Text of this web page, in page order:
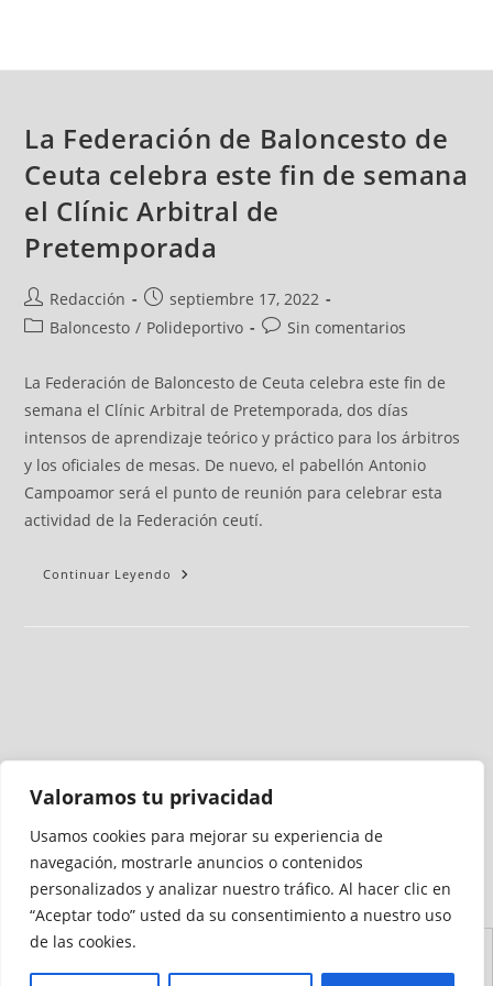
Valoramos tu privacidad
Usamos cookies para mejorar su experiencia de
navegación, mostrarle anuncios o contenidos
personalizados y analizar nuestro tráfico. Al hacer clic en
“Aceptar todo” usted da su consentimiento a nuestro uso
de las cookies.
La Federación de Baloncesto de
Ceuta celebra este fin de semana
el Clínic Arbitral de
Pretemporada
Redacción
septiembre 17, 2022
Baloncesto / Polideportivo Sin comentarios
La Federación de Baloncesto de Ceuta celebra este fin de
semana el Clínic Arbitral de Pretemporada, dos días
intensos de aprendizaje teórico y práctico para los árbitros
y los oficiales de mesas. De nuevo, el pabellón Antonio
Campoamor será el punto de reunión para celebrar esta
actividad de la Federación ceutí.
Continuar Leyendo
Medio auditado por